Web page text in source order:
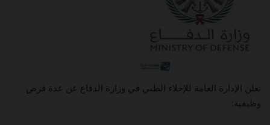
تعلن الإدارة العامة للإخلاء الطبي في وزارة الدفاع عن عدة فرص
وظيفية: